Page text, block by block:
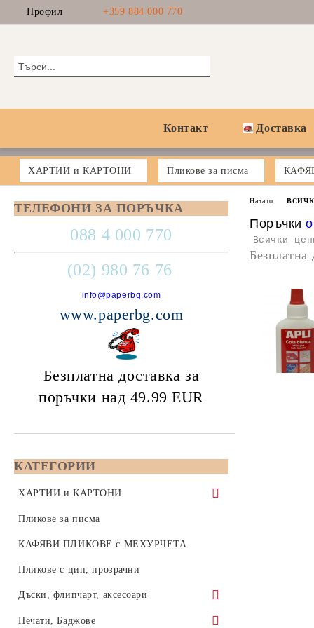
Профил +359 884 000 770
Контакт Доставка
ХАРТИИ и КАРТОНИ Пликове за писма
ТЕЛЕФОНИ ЗА ПОРЪЧКА
088 4 000 770
(02) 980 76 76
info@paperbg.com
www.paperbg.com
Безплатна доставка за
поръчки над 49.99EUR
КАТЕГОРИИ
ХАРТИИ и КАРТОНИ
Копирна хартия 80 gsm - формат А5,
210x297 мм
Бяла копирна хартия, формат А3,
цветен печат - А4, А3, SRA3, А3+
формат А4 - 210x297
формат А3 - 420x297
Цветна хартия 80 / 160 / 270 gsm
Цветна копирна хартия 80 грама,
Инженерна хартия за плотери на
Пликове за писма
КАФЯВИ ПЛИКОВЕ с МЕХУРЧЕТА
Пликове с цип, прозрачни
Дъски, флипчарт, аксесоари
Коркови дъски
Печати, Баджове
Начало
Поръчки
Всички
Безплатна